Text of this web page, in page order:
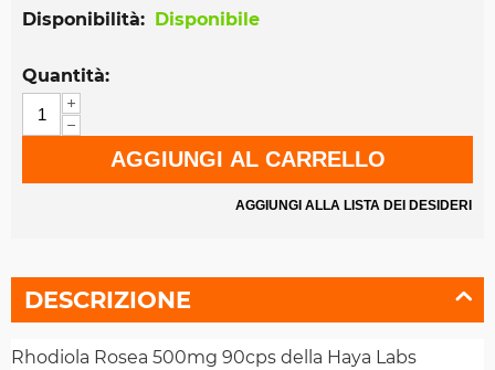
Disponibilità: Disponibile
Quantità:
+
−
AGGIUNGI AL CARRELLO
AGGIUNGI ALLA LISTA DEI DESIDERI
DESCRIZIONE
Rhodiola Rosea 500mg 90cps della Haya Labs